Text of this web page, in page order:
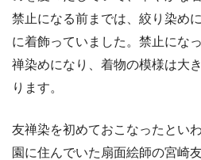
禁止になる前までは、絞り染め
に着飾っていました。禁止にな
禅染めになり、着物の模様は大
ります。
友禅染を初めておこなったとい
園に住んでいた扇面絵師の宮崎